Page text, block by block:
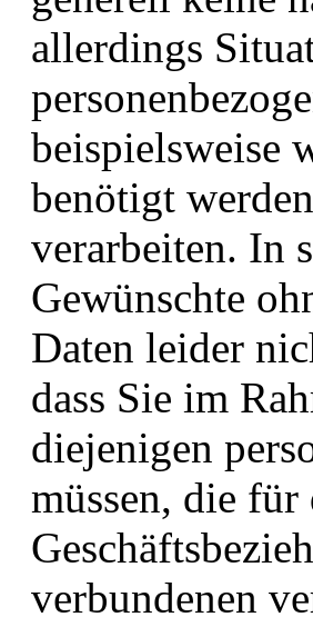
allerdings
beispielsweise
benötigt
verarbeiten. In
Gewünschte
Daten leider
dass Sie im
diejenigen
müssen, die
verbundenen